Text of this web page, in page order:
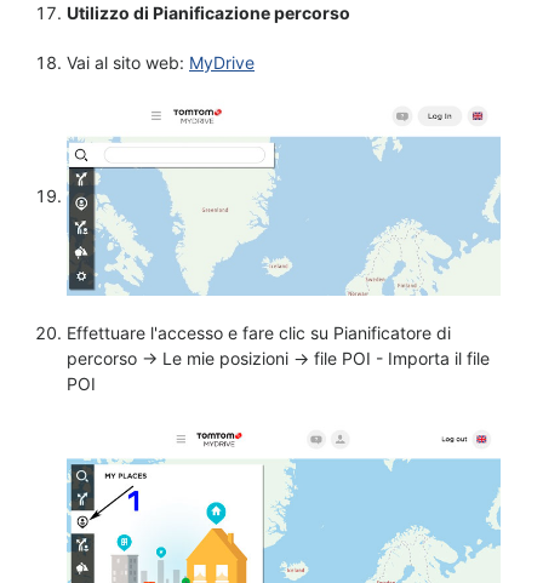
Utilizzo di Pianificazione percorso
Vai al sito web: MyDrive
Effettuare l'accesso e fare clic su Pianificatore di
percorso -> Le mie posizioni -> file POI - Importa il file
POI